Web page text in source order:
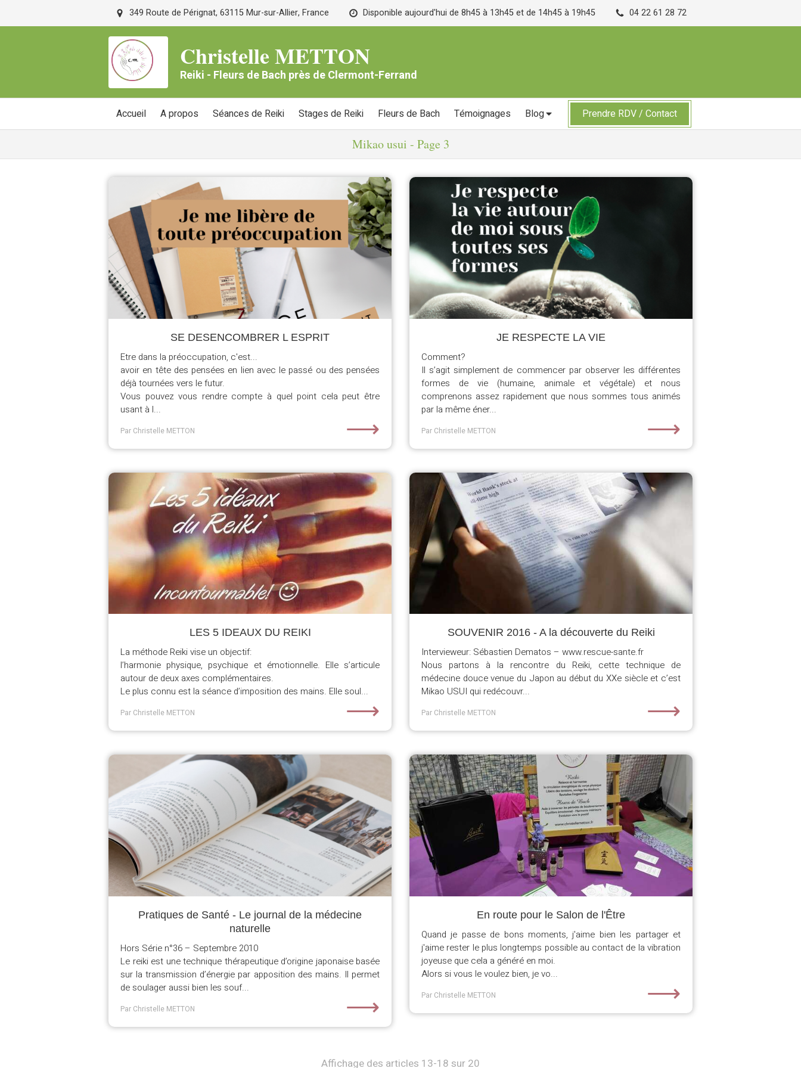
349 Route de Pérignat, 63115 Mur-sur-Allier, France Disponible aujourd'hui de 8h45 à 13h45 et de 14h45 à 19h45 04 22 61 28 72
Christelle METTON
Reiki - Fleurs de Bach près de Clermont-Ferrand
Accueil A propos Séances de Reiki Stages de Reiki Fleurs de Bach Témoignages Blog Prendre RDV / Contact
Mikao usui - Page 3
SE DESENCOMBRER L ESPRIT
Etre dans la préoccupation, c'est...
avoir en tête des pensées en lien avec le passé ou des pensées
déjà tournées vers le futur.
Vous pouvez vous rendre compte à quel point cela peut être
usant à l...
Par Christelle METTON ⟶
JE RESPECTE LA VIE
Comment?
Il s’agit simplement de commencer par observer les différentes
formes de vie (humaine, animale et végétale) et nous
comprenons assez rapidement que nous sommes tous animés
par la même éner...
Par Christelle METTON ⟶
LES 5 IDEAUX DU REIKI
La méthode Reiki vise un objectif:
l’harmonie physique, psychique et émotionnelle. Elle s’articule
autour de deux axes complémentaires.
Le plus connu est la séance d’imposition des mains. Elle soul...
Par Christelle METTON ⟶
SOUVENIR 2016 - A la découverte du Reiki
Intervieweur: Sébastien Dematos – www.rescue-sante.fr
Nous partons à la rencontre du Reiki, cette technique de
médecine douce venue du Japon au début du XXe siècle et c’est
Mikao USUI qui redécouvr...
Par Christelle METTON ⟶
Pratiques de Santé - Le journal de la médecine
naturelle
Hors Série n°36 – Septembre 2010
Le reiki est une technique thérapeutique d’origine japonaise basée
sur la transmission d’énergie par apposition des mains. Il permet
de soulager aussi bien les souf...
Par Christelle METTON ⟶
En route pour le Salon de l'Être
Quand je passe de bons moments, j'aime bien les partager et
j'aime rester le plus longtemps possible au contact de la vibration
joyeuse que cela a généré en moi.
Alors si vous le voulez bien, je vo...
Par Christelle METTON ⟶
Affichage des articles 13-18 sur 20